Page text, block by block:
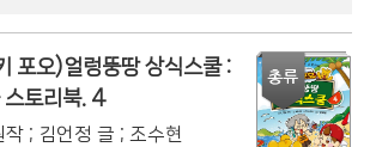
포오)얼렁뚱땅 상식스쿨 :
스토리북. 4
; 김언정 글 ; 조수현